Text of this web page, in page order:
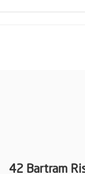
42 Bartram